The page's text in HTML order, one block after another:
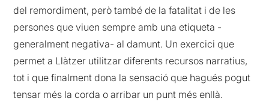
del remordiment, però també de la fatalitat i de les
persones que viuen sempre amb una etiqueta -
generalment negativa- al damunt. Un exercici que
permet a Llàtzer utilitzar diferents recursos narratius,
tot i que finalment dona la sensació que hagués pogut
tensar més la corda o arribar un punt més enllà.